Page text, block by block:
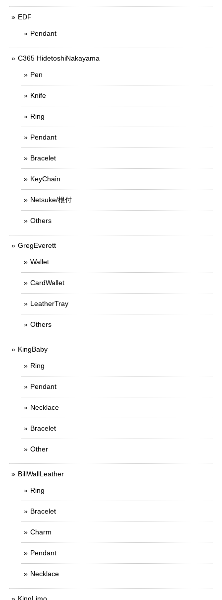
EDF
Pendant
C365 HidetoshiNakayama
Pen
Knife
Ring
Pendant
Bracelet
KeyChain
Netsuke/根付
Others
GregEverett
Wallet
CardWallet
LeatherTray
Others
KingBaby
Ring
Pendant
Necklace
Bracelet
Other
BillWallLeather
Ring
Bracelet
Charm
Pendant
Necklace